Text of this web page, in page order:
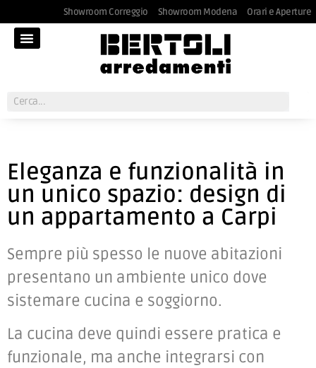
Showroom Correggio Showroom Modena Orari e Aperture
Eleganza e funzionalità in
un unico spazio: design di
un appartamento a Carpi
Sempre più spesso le nuove abitazioni
presentano un ambiente unico dove
sistemare cucina e soggiorno.
La cucina deve quindi essere pratica e
funzionale, ma anche integrarsi con